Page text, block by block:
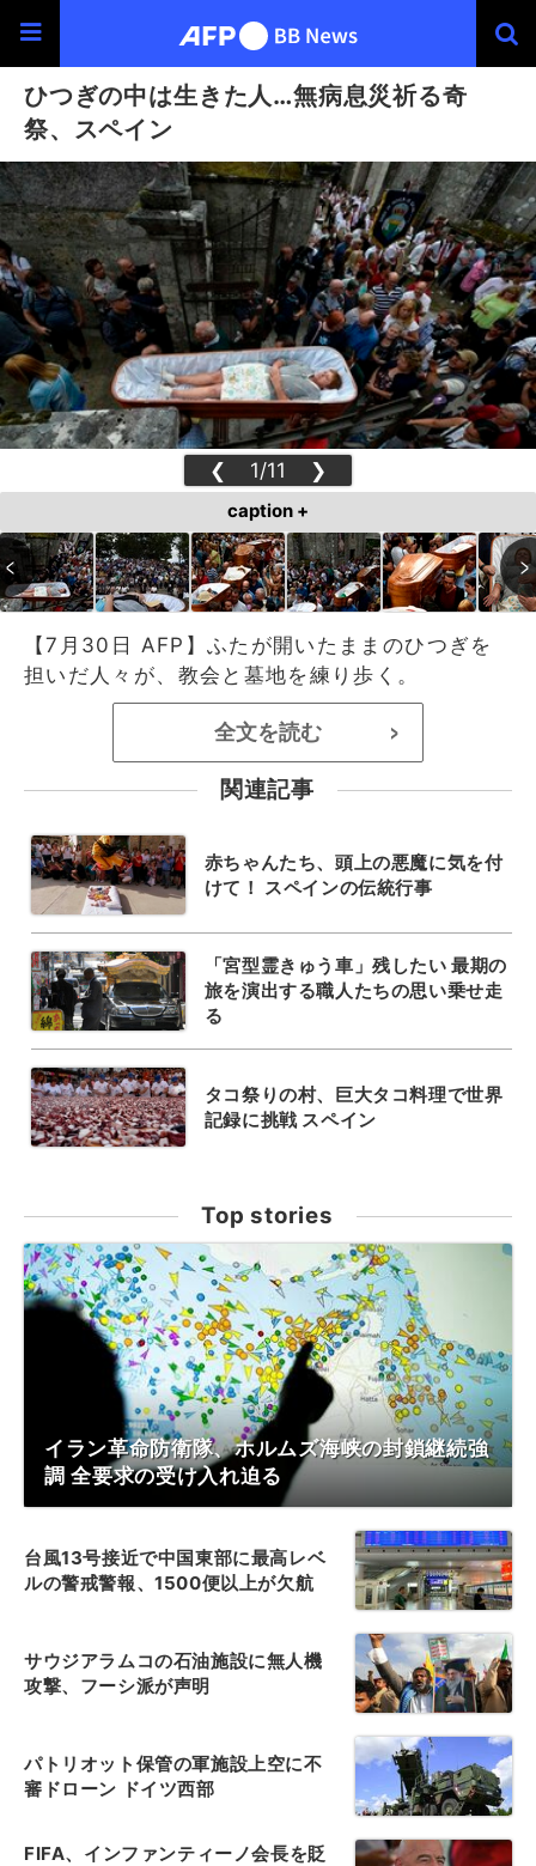
ひつぎの中は生きた人…無病息災祈る奇
祭、スペイン
❮ 1/11 ❯
caption +
【7月30日 AFP】ふたが開いたままのひつぎを
担いだ人々が、教会と墓地を練り歩く。
全文を読む >
関連記事
赤ちゃんたち、頭上の悪魔に気を付
けて！ スペインの伝統行事
「宮型霊きゅう車」残したい 最期の
旅を演出する職人たちの思い乗せ走
る
タコ祭りの村、巨大タコ料理で世界
記録に挑戦 スペイン
Top stories
イラン革命防衛隊、ホルムズ海峡の封鎖継続強
調 全要求の受け入れ迫る
台風13号接近で中国東部に最高レベ
ルの警戒警報、1500便以上が欠航
サウジアラムコの石油施設に無人機
攻撃、フーシ派が声明
パトリオット保管の軍施設上空に不
審ドローン ドイツ西部
FIFA、インファンティーノ会長を貶